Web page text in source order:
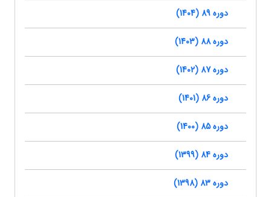
دوره 89 (1404)
دوره 88 (1403)
دوره 87 (1402)
دوره 86 (1401)
دوره 85 (1400)
دوره 84 (1399)
دوره 83 (1398)